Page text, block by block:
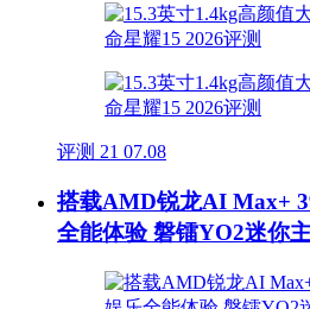
评测 21 07.08
搭载AMD锐龙AI Max+
全能体验 磐镭YO2迷你